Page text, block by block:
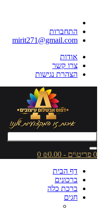
התחברות
mirit271@gmail.com
אודות
צרו קשר
הצהרת נגישות
0 פריט\ים - ₪0.00
0
דף הבית
ברכונים
ברכת כלה
חגים